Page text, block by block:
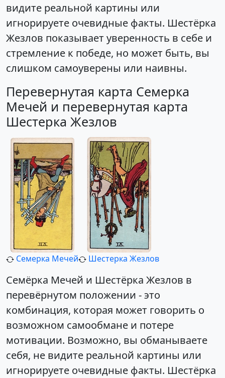
видите реальной картины или
игнорируете очевидные факты. Шестёрка
Жезлов показывает уверенность в себе и
стремление к победе, но может быть, вы
слишком самоуверены или наивны.
Перевернутая карта Семерка
Мечей и перевернутая карта
Шестерка Жезлов
Семерка Мечей Шестерка Жезлов
Семёрка Мечей и Шестёрка Жезлов в
перевёрнутом положении - это
комбинация, которая может говорить о
возможном самообмане и потере
мотивации. Возможно, вы обманываете
себя, не видите реальной картины или
игнорируете очевидные факты. Шестёрка